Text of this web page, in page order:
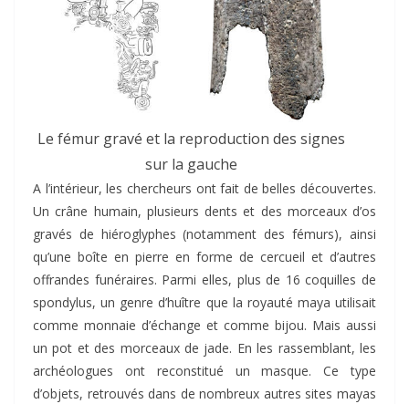
Le fémur gravé et la reproduction des signes
sur la gauche
A l’intérieur, les chercheurs ont fait de belles découvertes.
Un crâne humain, plusieurs dents et des morceaux d’os
gravés de hiéroglyphes (notamment des fémurs), ainsi
qu’une boîte en pierre en forme de cercueil et d’autres
offrandes funéraires. Parmi elles, plus de 16 coquilles de
spondylus, un genre d’huître que la royauté maya utilisait
comme monnaie d’échange et comme bijou. Mais aussi
un pot et des morceaux de jade. En les rassemblant, les
archéologues ont reconstitué un masque. Ce type
d’objets, retrouvés dans de nombreux autres sites mayas